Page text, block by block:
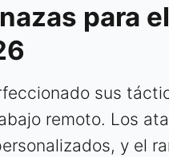
para el
sus
remoto. Los
y el